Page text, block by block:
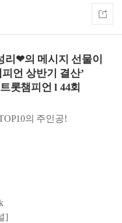
리❤의 메시지 선물이
언 상반기 결산’
롯챔피언 l 44회
의 주인공!
]